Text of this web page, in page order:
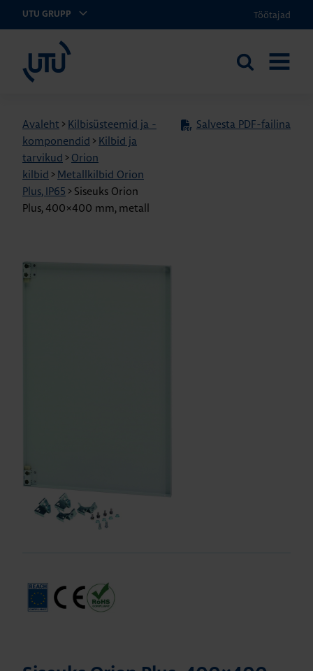
UTU GRUPP Töötajad
Otsi
Avaleht > Kilbisüsteemid ja -
komponendid > Kilbid ja
tarvikud > Orion
kilbid > Metallkilbid Orion
Plus, IP65 > Siseuks Orion
Plus, 400×400 mm, metall
Salvesta PDF-failina